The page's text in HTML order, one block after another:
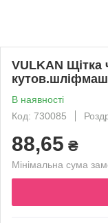
VULKAN
В наявності
Код: 730085
88,65 ₴
Мінімальна сума